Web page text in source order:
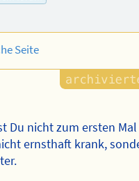
Seite
Du nicht zum ersten
ernsthaft krank,